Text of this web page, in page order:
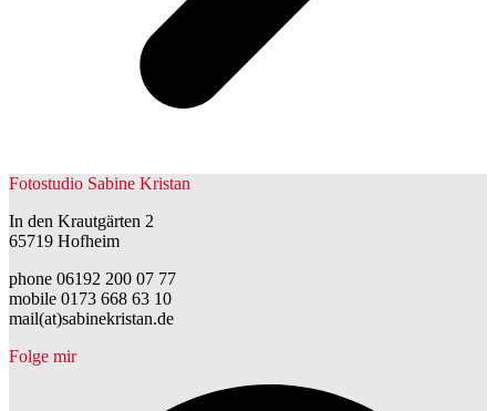
Fotostudio Sabine Kristan
In den Krautgärten 2
65719 Hofheim
phone 06192 200 07 77
mobile 0173 668 63 10
mail(at)sabinekristan.de
Folge mir